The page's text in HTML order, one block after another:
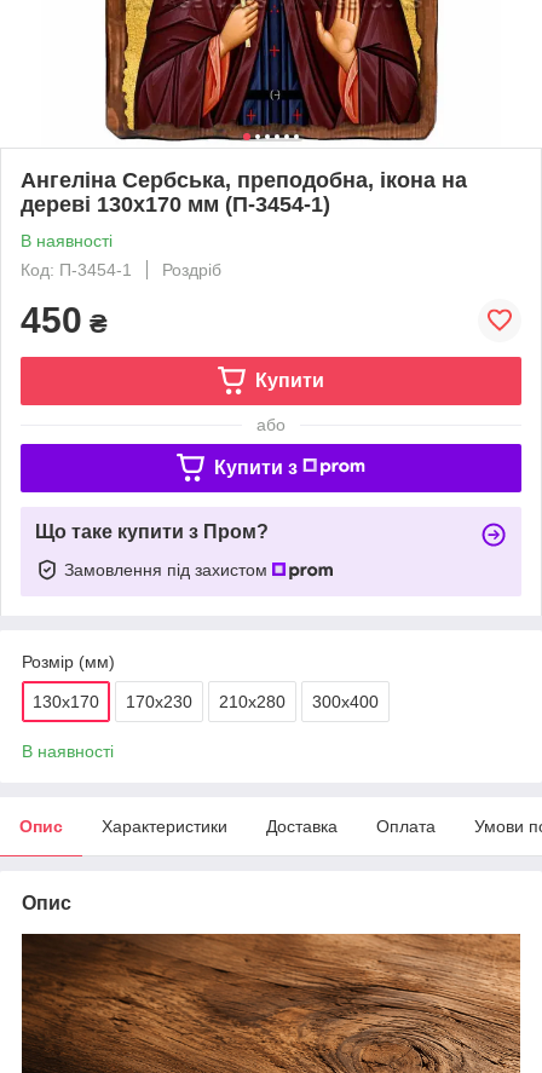
Ангеліна Сербська, преподобна, ікона на
дереві 130х170 мм (П-3454-1)
В наявності
Код: П-3454-1
Роздріб
450 ₴
Купити
або
Купити з
Що таке купити з Пром?
Замовлення під захистом
Розмір (мм)
130х170 170х230 210х280 300х400
В наявності
Опис Характеристики Доставка Оплата Умови
Опис